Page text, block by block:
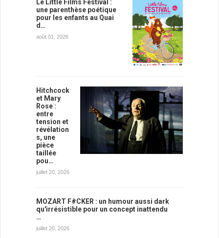
Le Little Films Festival :
une parenthèse poétique
pour les enfants au Quai
d…
août 01, 2026
Hitchcock
et Mary
Rose :
entre
tension et
révélation
s, une
pièce
taillée
pou…
juillet 20, 2026
MOZART F#CKER : un humour aussi dark
qu'irrésistible pour un concept inattendu
…
juillet 20, 2026